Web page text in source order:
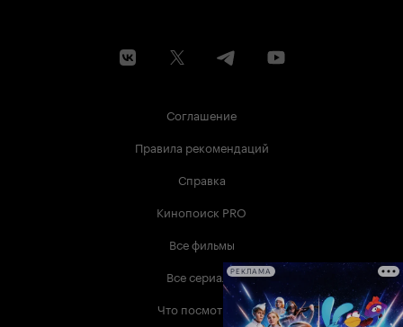
Соглашение
Правила рекомендаций
Справка
Кинопоиск PRO
Все фильмы
Все сериалы
Что посмотреть
РЕКЛАМА